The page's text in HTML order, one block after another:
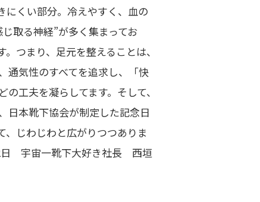
にくい部分。冷えやすく、血の
取る神経”が多く集まってお
つまり、足元を整えることは、
通気性のすべてを追求し、「快
工夫を凝らしてます。そして、
日本靴下協会が制定した記念日
、じわじわと広がりつつありま
日 宇宙一靴下大好き社長 西垣